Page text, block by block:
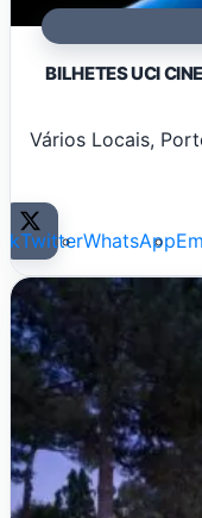
BILHETES UCI
Vários Locais,
TwitterWhatsApp